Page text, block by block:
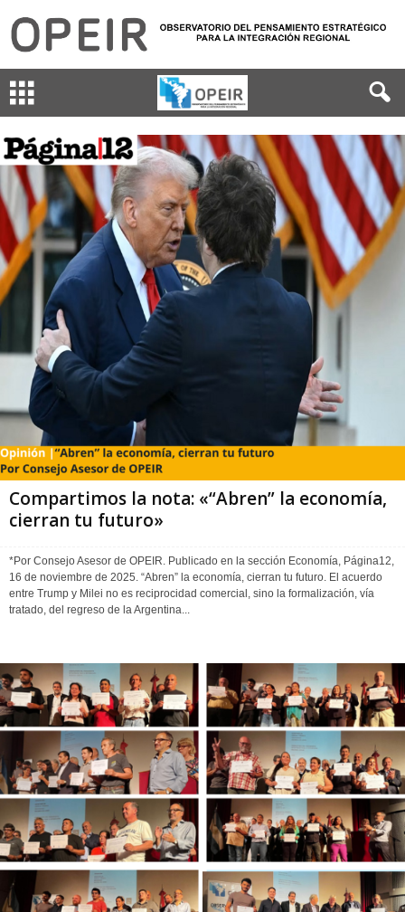
Compartimos la nota: «“Abren” la economía,
cierran tu futuro»
*Por Consejo Asesor de OPEIR. Publicado en la sección Economía, Página12,
16 de noviembre de 2025. “Abren” la economía, cierran tu futuro. El acuerdo
entre Trump y Milei no es reciprocidad comercial, sino la formalización, vía
tratado, del regreso de la Argentina...